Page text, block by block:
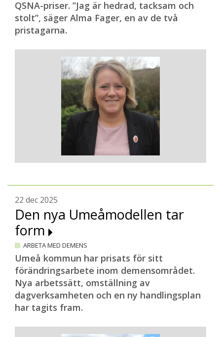
QSNA-priser. ”Jag är hedrad, tacksam och
stolt”, säger Alma Fager, en av de två
pristagarna.
22 dec 2025
Den nya Umeåmodellen tar
form
ARBETA MED DEMENS
Umeå kommun har prisats för sitt
förändringsarbete inom demensområdet.
Nya arbetssätt, omställning av
dagverksamheten och en ny handlingsplan
har tagits fram.